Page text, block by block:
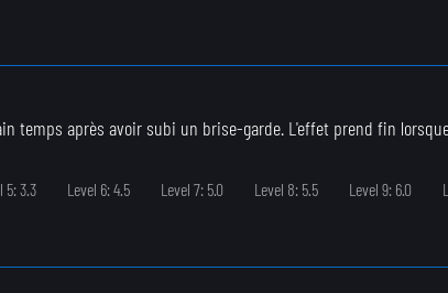
temps après avoir subi un brise-garde. L'effet prend fin
5: 3.3 Level 6: 4.5 Level 7: 5.0 Level 8: 5.5 Level 9: 6.0